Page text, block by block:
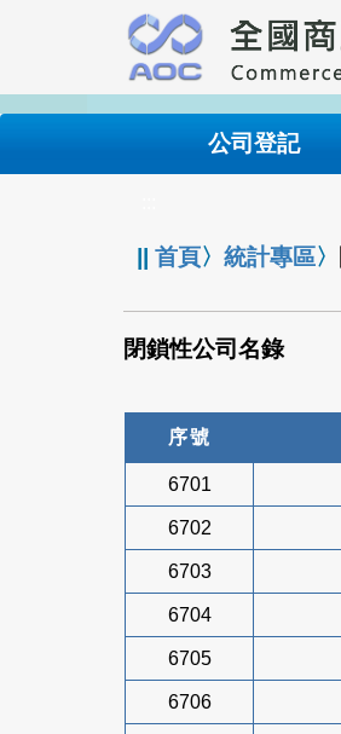
要
內
公司登記
||首頁〉統計專區〉
閉鎖性公司名錄
序號
6701
6702
6703
6704
6705
6706